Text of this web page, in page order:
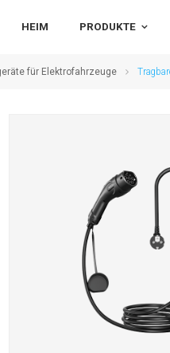
HEIM PRODUKTE
für Elektrofahrzeuge